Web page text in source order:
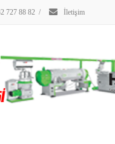
727 88 82 / İletişim